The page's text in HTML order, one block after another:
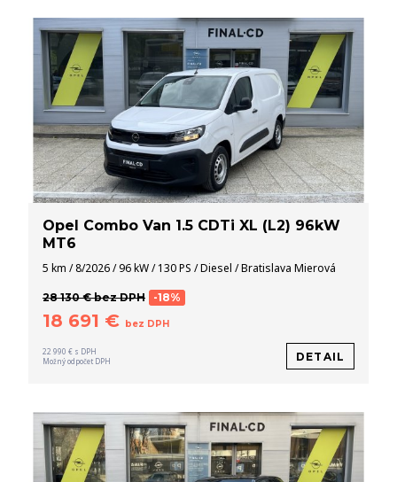
Opel Combo Van 1.5 CDTi XL (L2) 96kW
MT6
5 km / 8/2026 / 96 kW / 130 PS / Diesel / Bratislava Mierová
28 130 € bez DPH -18%
18 691 € bez DPH
22 990 € s DPH
Možný odpočet DPH
DETAIL